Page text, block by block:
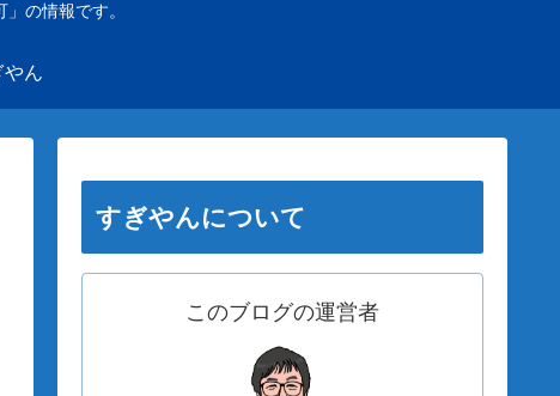
の情報です。
やん
すぎやんについて
このブログの運営者